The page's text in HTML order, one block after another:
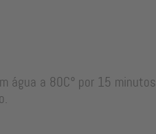
água a 80C° por 15